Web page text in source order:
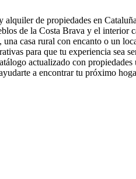
de propiedades en
de la Costa Brava y el
casa rural con encanto o un
para que tu experiencia sea
actualizado con
a encontrar tu próximo